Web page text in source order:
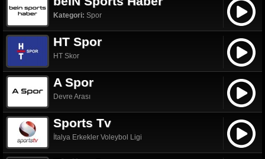
Kategori: Spor
HT Spor
HT Skor
A Spor
Devre Arası
Sports Tv
İtalya Erkekler Voleybol Ligi